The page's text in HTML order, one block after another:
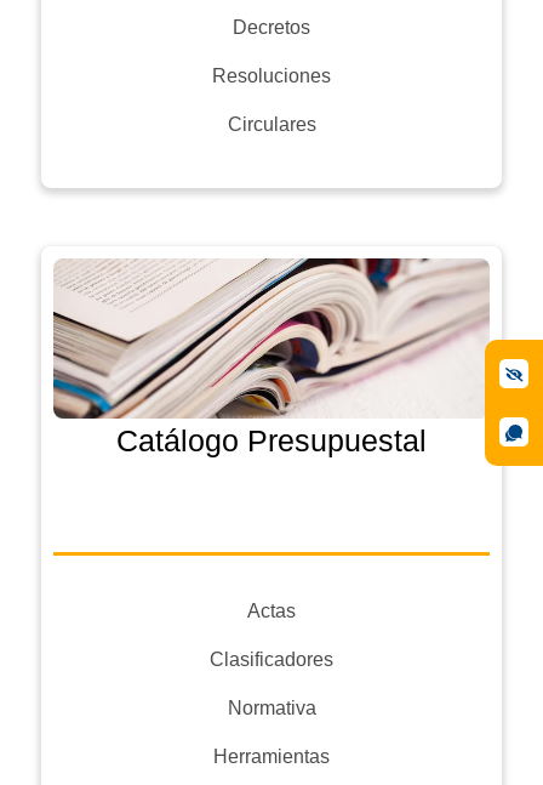
Decretos
Resoluciones
Circulares
Catálogo Presupuestal
Actas
Clasificadores
Normativa
Herramientas